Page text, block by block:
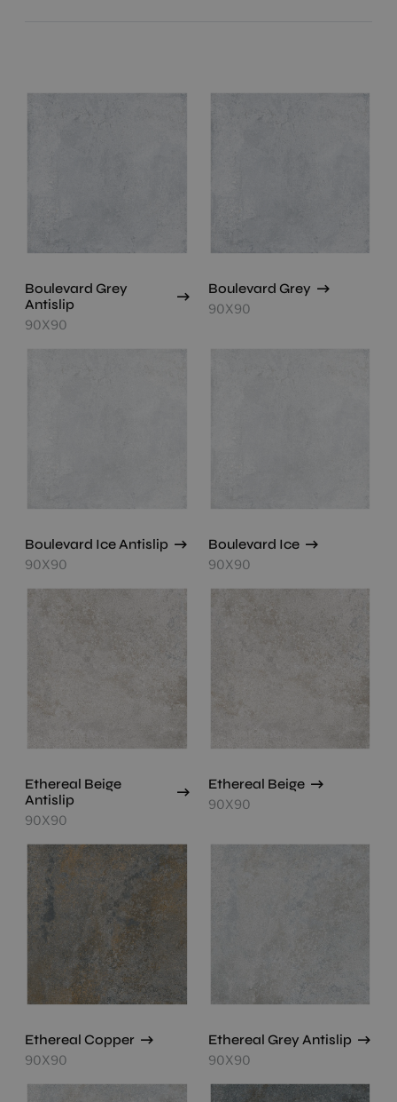
Boulevard Grey
Antislip
90X90
Boulevard Grey
90X90
Boulevard Ice Antislip
90X90
Boulevard Ice
90X90
Ethereal Beige
Antislip
90X90
Ethereal Beige
90X90
Ethereal Copper
90X90
Ethereal Grey Antislip
90X90